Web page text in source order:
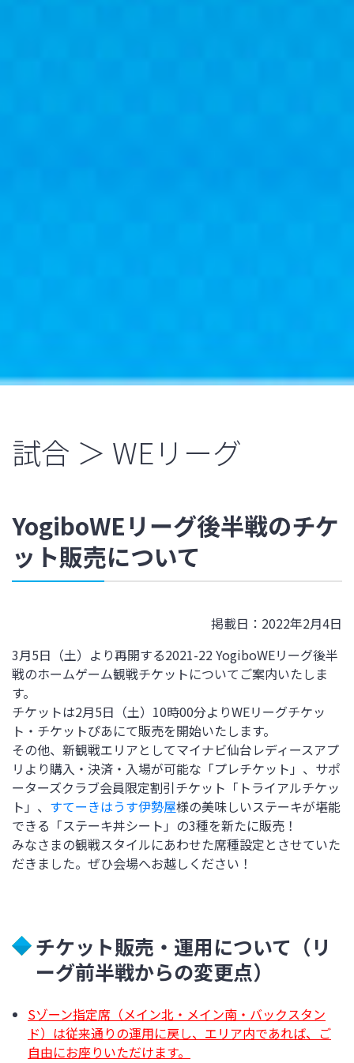
試合 ＞ WEリーグ
YogiboWEリーグ後半戦のチケ
ット販売について
掲載日：2022年2月4日
3月5日（土）より再開する2021-22 YogiboWEリーグ後半
戦のホームゲーム観戦チケットについてご案内いたしま
す。
チケットは2月5日（土）10時00分よりWEリーグチケッ
ト・チケットぴあにて販売を開始いたします。
その他、新観戦エリアとしてマイナビ仙台レディースアプ
リより購入・決済・入場が可能な「プレチケット」、サポ
ーターズクラブ会員限定割引チケット「トライアルチケッ
ト」、 すてーきはうす伊勢屋様の美味しいステーキが堪能
できる「ステーキ丼シート」の3種を新たに販売！
みなさまの観戦スタイルにあわせた席種設定とさせていた
だきました。ぜひ会場へお越しください！
チケット販売・運用について（リ
ーグ前半戦からの変更点）
Sゾーン指定席（メイン北・メイン南・バックスタン
ド）は従来通りの運用に戻し、エリア内であれば、ご
自由にお座りいただけます。